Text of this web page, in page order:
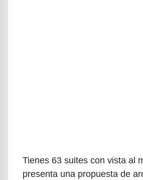
Tienes 63 suites con vista al
presenta una propuesta de